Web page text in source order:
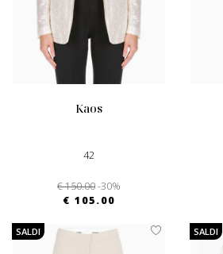
kaos
42
€ 150.00-30%
€ 105.00
SALDI SALDI